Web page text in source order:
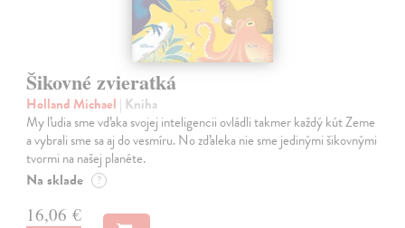
Šikovné zvieratká
Holland Michael | Kniha
My ľudia sme vďaka svojej inteligencii ovládli takmer každý kút Zeme
a vybrali sme sa aj do vesmíru. No zďaleka nie sme jedinými šikovnými
tvormi na našej planéte.
Na sklade ?
16,06 €